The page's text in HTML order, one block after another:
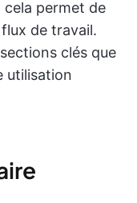
cela permet de
de travail.
clés que
utilisation